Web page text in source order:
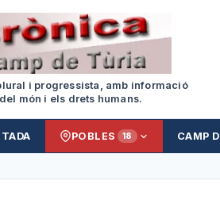
i progressista, amb informació
món i els drets humans.
POBLES 18 CAMP